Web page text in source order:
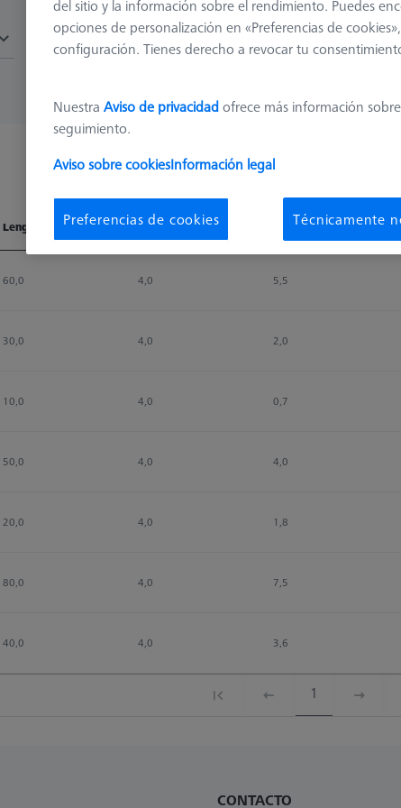
Length (L) Ø Body (DG) Weight
Length (L) Ø Body (DG) Weight
60,0 4,0 5,5
30,0 4,0 2,0
10,0 4,0 0,7
50,0 4,0 4,0
20,0 4,0 1,8
80,0 4,0 7,5
40,0 4,0 3,6
1
CONTACTO
del sitio y la información sobre el rendimiento. Puedes
opciones de personalización en «Preferencias de
configuración. Tienes derecho a revocar tu
Nuestra Aviso de privacidadofrece más información
seguimiento.
Aviso sobre cookiesInformación legal
Preferencias de cookies Técnicamente